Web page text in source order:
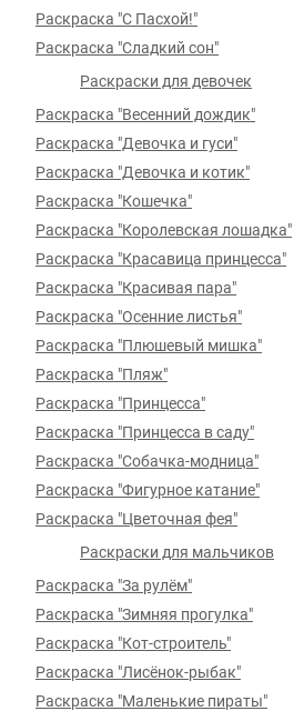
Раскраска "С Пасхой!"
Раскраска "Сладкий сон"
Раскраски для девочек
Раскраска "Весенний дождик"
Раскраска "Девочка и гуси"
Раскраска "Девочка и котик"
Раскраска "Кошечка"
Раскраска "Королевская лошадка"
Раскраска "Красавица принцесса"
Раскраска "Красивая пара"
Раскраска "Осенние листья"
Раскраска "Плюшевый мишка"
Раскраска "Пляж"
Раскраска "Принцесса"
Раскраска "Принцесса в саду"
Раскраска "Собачка-модница"
Раскраска "Фигурное катание"
Раскраска "Цветочная фея"
Раскраски для мальчиков
Раскраска "За рулём"
Раскраска "Зимняя прогулка"
Раскраска "Кот-строитель"
Раскраска "Лисёнок-рыбак"
Раскраска "Маленькие пираты"